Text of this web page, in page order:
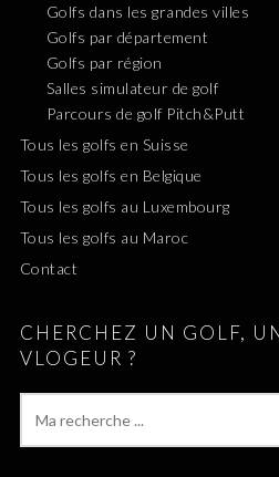
Golfs dans les grandes villes
Golfs par département
Golfs par région
Salles simulateur de golf
Parcours de golf Pitch&Putt
Tous les golfs en Suisse
Tous les golfs en Belgique
Tous les golfs au Luxembourg
Tous les golfs au Maroc
Contact
CHERCHEZ UN GOLF,
VLOGEUR ?